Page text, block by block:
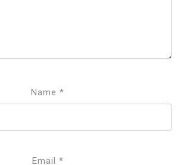
Name *
Email *